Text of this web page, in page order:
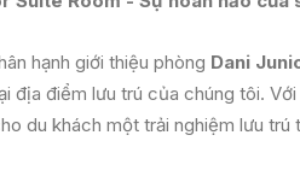
hạnh giới thiệu phòng Dani
địa điểm lưu trú của chúng tôi.
du khách một trải nghiệm lưu